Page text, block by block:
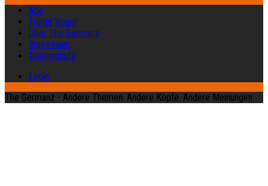
Abo
Früher Vogel
Über The Germanz
Impressum
Datenschutz
Login
The Germanz - Andere Themen. Andere Köpfe. Andere Meinungen.